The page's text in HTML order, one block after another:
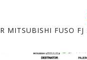
MITSUBISHI FUSO